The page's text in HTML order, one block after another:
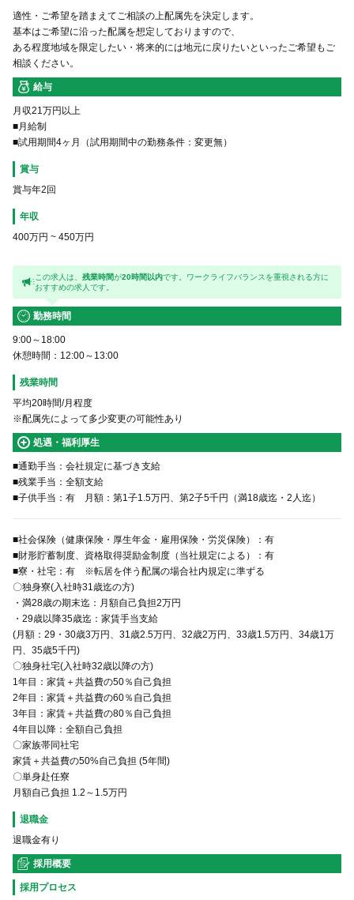
適性・ご希望を踏まえてご相談の上配属先を決定します。
基本はご希望に沿った配属を想定しておりますので、
ある程度地域を限定したい・将来的には地元に戻りたいといったご希望もご
相談ください。
給与
月収21万円以上
■月給制
■試用期間4ヶ月（試用期間中の勤務条件：変更無）
賞与
賞与年2回
年収
400万円 ~ 450万円
この求人は、 残業時間が20時間以内です。ワークライフバランスを重視される方に
おすすめの求人です。
勤務時間
9:00～18:00
休憩時間：12:00～13:00
残業時間
平均20時間/月程度
※配属先によって多少変更の可能性あり
処遇・福利厚生
■通勤手当：会社規定に基づき支給
■残業手当：全額支給
■子供手当：有 月額：第1子1.5万円、第2子5千円（満18歳迄・2人迄）
■社会保険（健康保険・厚生年金・雇用保険・労災保険）：有
■財形貯蓄制度、資格取得奨励金制度（当社規定による）：有
■寮・社宅：有 ※転居を伴う配属の場合社内規定に準ずる
〇独身寮(入社時31歳迄の方)
・満28歳の期末迄：月額自己負担2万円
・29歳以降35歳迄：家賃手当支給
(月額：29・30歳3万円、31歳2.5万円、32歳2万円、33歳1.5万円、34歳1万
円、35歳5千円)
〇独身社宅(入社時32歳以降の方)
1年目：家賃＋共益費の50％自己負担
2年目：家賃＋共益費の60％自己負担
3年目：家賃＋共益費の80％自己負担
4年目以降：全額自己負担
〇家族帯同社宅
家賃＋共益費の50%自己負担 (5年間)
〇単身赴任寮
月額自己負担 1.2～1.5万円
退職金
退職金有り
採用概要
採用プロセス